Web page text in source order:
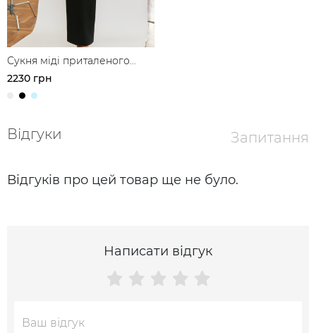
Сукня міді приталеного
силуету
2230 грн
Відгуки Запитання
Відгуків про цей товар ще не було.
Написати відгук